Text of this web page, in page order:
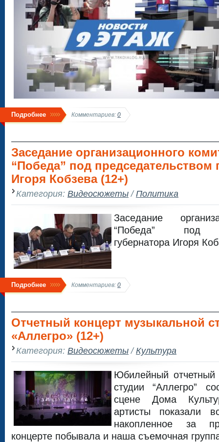
Подробнее Комментариев: 0
Заседание организационного
“Победа” под председательством
Игоря Кобзева (12+)
Категория: Видеосюжеты/Политика
Заседание
“Победа” под
губернатора Игоря
Подробнее Комментариев: 0
Отчетный концерт музыкальной
«Аллегро» (12+)
Категория: Видеосюжеты/Культура
Юбилейный отчетный
студии “Аллегро”
сцене Дома
артисты показали
накопленное за
концерте побывала и наша съемочная